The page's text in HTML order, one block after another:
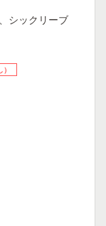
シックリーブ